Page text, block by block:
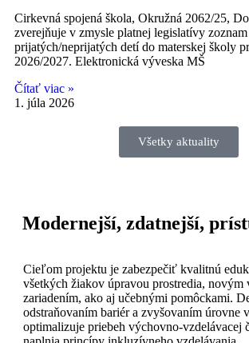
Cirkevná spojená škola, Okružná 2062/25,
zverejňuje v zmysle platnej legislatívy zoznam
prijatých/neprijatých detí do materskej školy
2026/2027. Elektronická výveska MŠ
Čítať viac »
1. júla 2026
Všetky aktuality
Modernejší, zdatnejší,
Cieľom projektu je zabezpečiť kvalitnú
všetkých žiakov úpravou prostredia, novým
zariadením, ako aj učebnými pomôckami.
odstraňovaním bariér a zvyšovaním úrovne
optimalizuje priebeh výchovno-vzdelávacej